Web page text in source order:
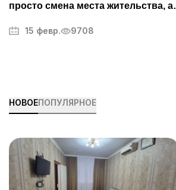
просто смена места жительства, а
подготовки. Он может вызывать
организовать переезд, избежать
ненужных волнений и быстрее
15 февр. 9708
НОВОЕПОПУЛЯРНОЕ